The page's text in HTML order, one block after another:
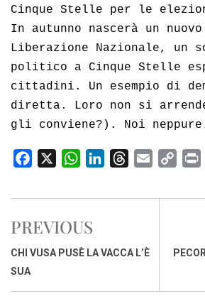
Cinque Stelle per le
In autunno nascerà un
Liberazione Nazionale, un
politico a Cinque Stelle
cittadini. Un esempio di
diretta. Loro non si
gli conviene?). Noi
c
b
o
W
a
s
A
n
d
r
d
a
p
i
i
PREVIOUS
CHI VUSA PUSÈ LA VACCA L’È
SUA